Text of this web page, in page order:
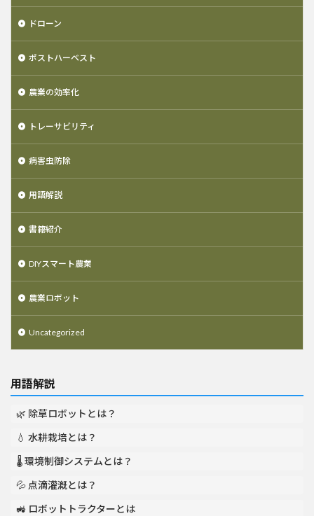
ドローン
ポストハーベスト
農業の効率化
トレーサビリティ
病害虫防除
用語解説
書籍紹介
DIYスマート農業
農業ロボット
Uncategorized
用語解説
🌿 除草ロボットとは？
💧 水耕栽培とは？
🌡️ 環境制御システムとは？
💦 点滴灌漑とは？
🚜 ロボットトラクターとは